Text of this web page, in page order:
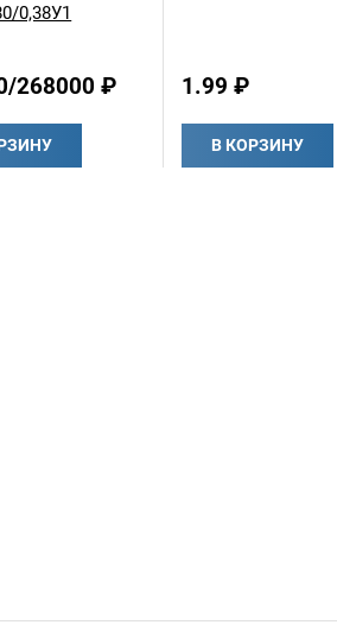
0,38У1
268000 ₽ 1.99 ₽
В КОРЗИНУ